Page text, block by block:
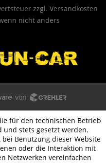
zzgl. Versandkosten
nicht anders
von
für den technischen Betrieb
stets gesetzt werden.
Benutzung dieser Website
oder die Interaktion mit
Netzwerken vereinfachen